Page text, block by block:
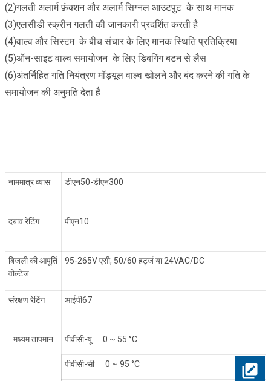
(2)गलती अलार्म फ़ंक्शन और अलार्म सिग्नल आउटपुट के साथ मानक
(3)एलसीडी स्क्रीन गलती की जानकारी प्रदर्शित करती है
(4)वाल्व और सिस्टम के बीच संचार के लिए मानक स्थिति प्रतिक्रिया
(5)ऑन-साइट वाल्व समायोजन के लिए डिबगिंग बटन से लैस
(6)अंतर्निहित गति नियंत्रण मॉड्यूल वाल्व खोलने और बंद करने की गति के
समायोजन की अनुमति देता है
नाममात्र व्यास डीएन50-डीएन300
दबाव रेटिंग पीएन10
बिजली की आपूर्ति
वोल्टेज
95-265V एसी, 50/60 हर्ट्ज या 24VAC/DC
संरक्षण रेटिंग आईपी67
मध्यम तापमान पीवीसी-यू 0 ~ 55 °C
पीवीसी-सी 0 ~ 95 °C